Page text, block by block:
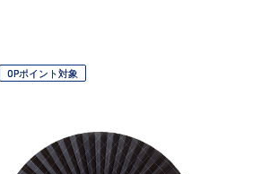
OPポイント対象